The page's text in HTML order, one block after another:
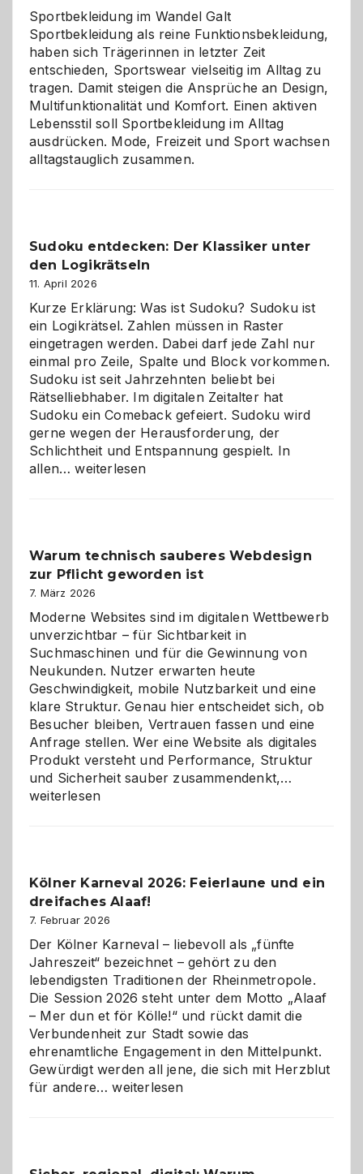
Chaos
Sportbekleidung im Wandel Galt
Sportbekleidung als reine Funktionsbekleidung,
haben sich Trägerinnen in letzter Zeit
entschieden, Sportswear vielseitig im Alltag zu
tragen. Damit steigen die Ansprüche an Design,
Multifunktionalität und Komfort. Einen aktiven
Lebensstil soll Sportbekleidung im Alltag
ausdrücken. Mode, Freizeit und Sport wachsen
alltagstauglich zusammen.
Sudoku entdecken: Der Klassiker unter
den Logikrätseln
11. April 2026
Kurze Erklärung: Was ist Sudoku? Sudoku ist
ein Logikrätsel. Zahlen müssen in Raster
eingetragen werden. Dabei darf jede Zahl nur
einmal pro Zeile, Spalte und Block vorkommen.
Sudoku ist seit Jahrzehnten beliebt bei
Rätselliebhaber. Im digitalen Zeitalter hat
Sudoku ein Comeback gefeiert. Sudoku wird
gerne wegen der Herausforderung, der
Schlichtheit und Entspannung gespielt. In
allen…Sudoku
den
Logikrätseln
weiterlesen
Warum technisch sauberes Webdesign
zur Pflicht geworden ist
7. März 2026
Moderne Websites sind im digitalen Wettbewerb
unverzichtbar – für Sichtbarkeit in
Suchmaschinen und für die Gewinnung von
Neukunden. Nutzer erwarten heute
Geschwindigkeit, mobile Nutzbarkeit und eine
klare Struktur. Genau hier entscheidet sich, ob
Besucher bleiben, Vertrauen fassen und eine
Anfrage stellen. Wer eine Website als digitales
Produkt versteht und Performance, Struktur
und Sicherheit sauber zusammendenkt,…
geworden
weiterlesen
Kölner Karneval 2026: Feierlaune und ein
dreifaches Alaaf!
7. Februar 2026
Der Kölner Karneval – liebevoll als „fünfte
Jahreszeit“ bezeichnet – gehört zu den
lebendigsten Traditionen der Rheinmetropole.
Die Session 2026 steht unter dem Motto „Alaaf
– Mer dun et för Kölle!“ und rückt damit die
Verbundenheit zur Stadt sowie das
ehrenamtliche Engagement in den Mittelpunkt.
Gewürdigt werden all jene, die sich mit Herzblut
für andere…Kölner
weiterlesen